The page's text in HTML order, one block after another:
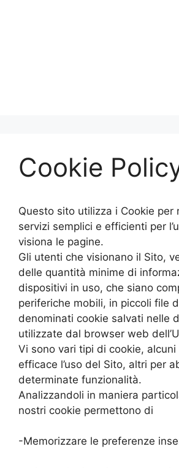
Cookie
Questo sito utilizza i Cookie per
servizi semplici e efficienti per
visiona le pagine.
Gli utenti che visionano il Sito,
delle quantità minime di
dispositivi in uso, che siano
periferiche mobili, in piccoli file
denominati cookie salvati nelle
utilizzate dal browser web
Vi sono vari tipi di cookie,
efficace l’uso del Sito, altri per
determinate funzionalità.
Analizzandoli in maniera
nostri cookie permettono di
-Memorizzare le preferenze